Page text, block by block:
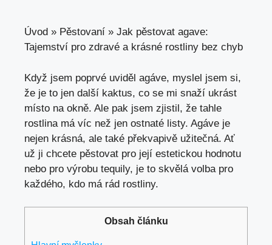
Úvod » Pěstovaní » Jak pěstovat agave:
Tajemství pro zdravé a krásné rostliny bez chyb
Když jsem poprvé uviděl agáve, myslel jsem si,
že je to jen další kaktus, co se mi snaží ukrást
místo na okně. Ale pak jsem zjistil, že tahle
rostlina má víc než jen ostnaté listy. Agáve je
nejen krásná, ale také překvapivě užitečná. Ať
už ji chcete pěstovat pro její estetickou hodnotu
nebo pro výrobu tequily, je to skvělá volba pro
každého, kdo má rád rostliny.
Obsah článku